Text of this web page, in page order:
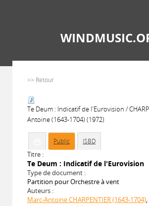
>> Retour
Te Deum : Indicatif de l'Eurovision /
Antoine (1643-1704) (1972)
Public ISBD
Titre :
Te Deum : Indicatif de l'Eurovision
Type de document :
Partition pour Orchestre à vent
Auteurs :
Marc-Antoine CHARPENTIER (1643-1704)